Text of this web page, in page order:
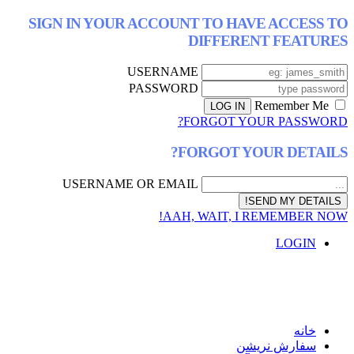
SIGN IN YOUR ACCOUNT TO HAVE
DIFFERENT
USERNAME
PASSWORD
FORGOT YOUR
FORGOT YOUR
USERNAME OR EMAIL
AAH, WAIT, I
نریشن